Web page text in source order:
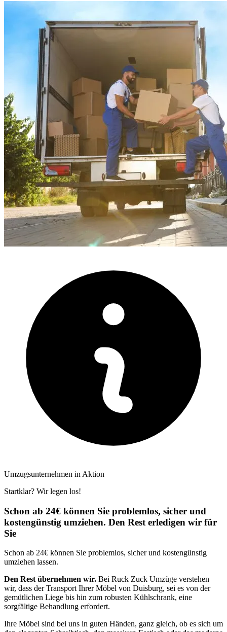
Umzugsunternehmen in Aktion
Startklar? Wir legen los!
Schon ab 24€ können Sie problemlos, sicher und
kostengünstig umziehen. Den Rest erledigen wir für
Sie
Schon ab 24€ können Sie problemlos, sicher und kostengünstig
umziehen lassen.
Den Rest übernehmen wir. Bei Ruck Zuck Umzüge verstehen
wir, dass der Transport Ihrer Möbel von Duisburg, sei es von der
gemütlichen Liege bis hin zum robusten Kühlschrank, eine
sorgfältige Behandlung erfordert.
Ihre Möbel sind bei uns in guten Händen, ganz gleich, ob es sich um